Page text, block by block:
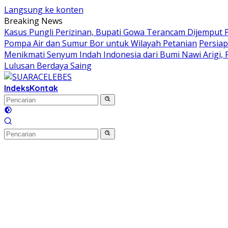
Langsung ke konten
Breaking News
Kasus Pungli Perizinan, Bupati Gowa Terancam Dijemput
Pompa Air dan Sumur Bor untuk Wilayah Petanian
Menikmati Senyum Indah Indonesia dari Bumi Nawi Arigi,
Lulusan Berdaya Saing
IndeksKontak